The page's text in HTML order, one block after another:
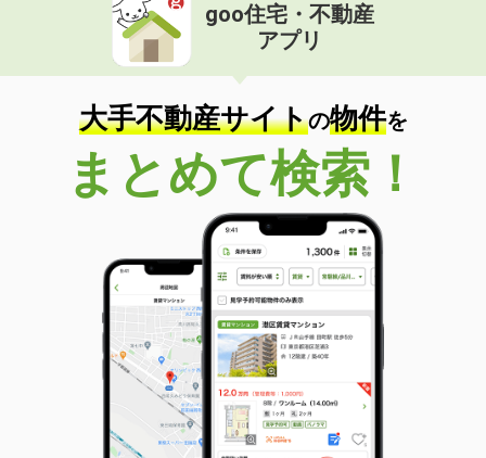
goo住宅・不動産
アプリ
大手不動産サイトの物件を
まとめて検索！